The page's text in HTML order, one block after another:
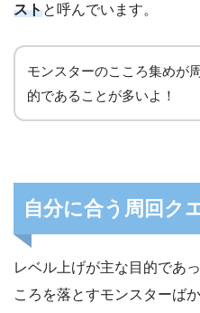
ストと呼んでいます。
モンスターのこころ集めが
的であることが多いよ！
自分に合う周回ク
レベル上げが主な目的であ
ころを落とすモンスターば